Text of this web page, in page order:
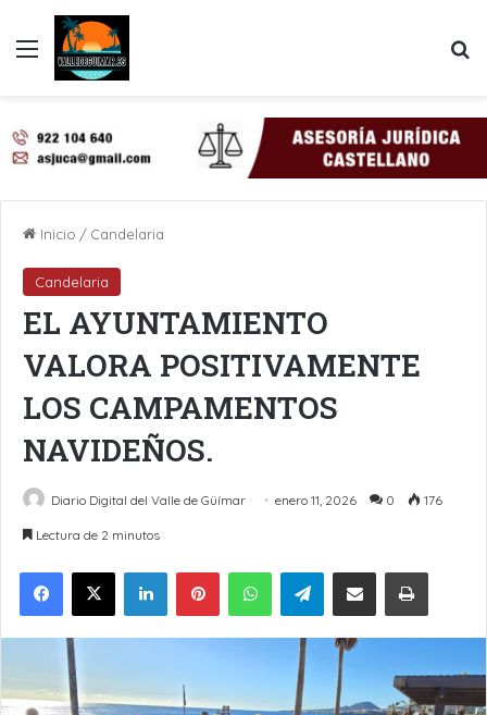
Menú
Inicio / Candelaria
Candelaria
EL AYUNTAMIENTO
VALORA POSITIVAMENTE
LOS CAMPAMENTOS
NAVIDEÑOS.
Diario Digital del Valle de Güímar enero 11, 2026 0 176
Lectura de 2 minutos
LinkedInPinterestWhatsAppTelegramCompartir por Email Imprimir